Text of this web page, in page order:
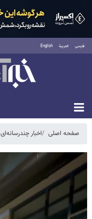
فارسی العربية English
پنجشنبه ۱۵ مرداد ۱۴۰۵
صفحه اصلی اخبار چندرسانه‌ای